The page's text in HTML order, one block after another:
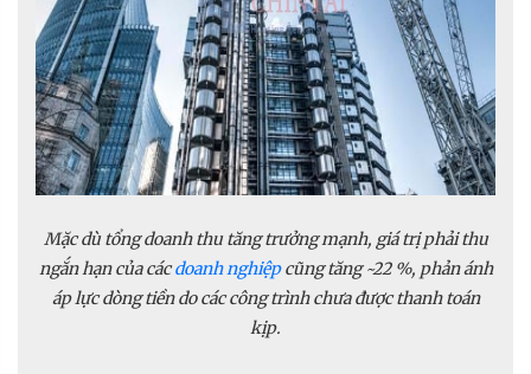
Mặc dù tổng doanh thu tăng trưởng mạnh, giá trị phải thu
ngắn hạn của cácdoanh nghiệpcũng tăng ~22 %, phản ánh
áp lực dòng tiền do các công trình chưa được thanh toán
kịp.